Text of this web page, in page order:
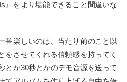
』をより堪能できること間違いな
番楽しいのは、当たり前のこと以
をさせてくれる信頼感を持ってく
とか30秒とかのデモ音源を送って